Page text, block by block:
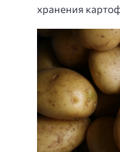
хранения